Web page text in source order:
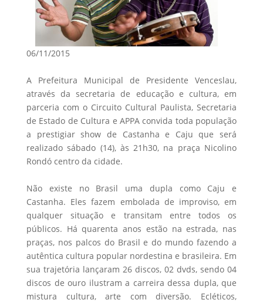
06/11/2015
A Prefeitura Municipal de Presidente Venceslau,
através da secretaria de educação e cultura, em
parceria com o Circuito Cultural Paulista, Secretaria
de Estado de Cultura e APPA convida toda população
a prestigiar show de Castanha e Caju que será
realizado sábado (14), às 21h30, na praça Nicolino
Rondó centro da cidade.
Não existe no Brasil uma dupla como Caju e
Castanha. Eles fazem embolada de improviso, em
qualquer situação e transitam entre todos os
públicos. Há quarenta anos estão na estrada, nas
praças, nos palcos do Brasil e do mundo fazendo a
autêntica cultura popular nordestina e brasileira. Em
sua trajetória lançaram 26 discos, 02 dvds, sendo 04
discos de ouro ilustram a carreira dessa dupla, que
mistura cultura, arte com diversão. Ecléticos,